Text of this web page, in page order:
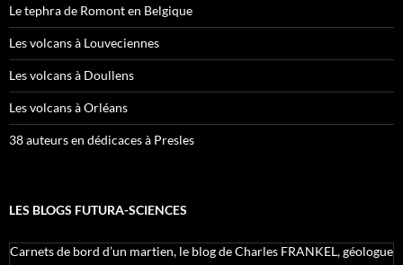
Le tephra de Romont en Belgique
Les volcans à Louveciennes
Les volcans à Doullens
Les volcans à Orléans
38 auteurs en dédicaces à Presles
LES BLOGS FUTURA-SCIENCES
Carnets de bord d’un martien, le blog de Charles FRANKEL, géologue